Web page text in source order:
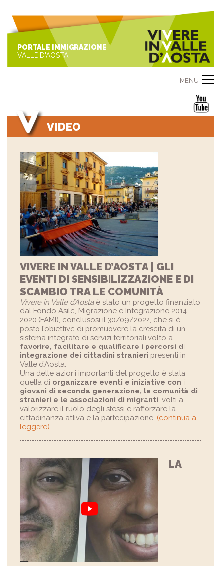
PORTALE IMMIGRAZIONE
VALLE D'AOSTA
MENU
VIDEO
VIVERE IN VALLE D’AOSTA | GLI
EVENTI DI SENSIBILIZZAZIONE E DI
SCAMBIO TRA LE COMUNITÀ
Vivere in Valle d’Aostaè stato un progetto finanziato
dal Fondo Asilo, Migrazione e Integrazione 2014-
2020 (FAMI), conclusosi il 30/09/2022, che si è
posto l’obiettivo di promuovere la crescita di un
sistema integrato di servizi territoriali volto a
favorire, facilitare e qualificare i percorsi di
integrazione dei cittadini stranieri presenti in
Valle d’Aosta.
Una delle azioni importanti del progetto è stata
quella di organizzare eventi e iniziative con i
giovani di seconda generazione, le comunità di
stranieri e le associazioni di migranti , volti a
valorizzare il ruolo degli stessi e rafforzare la
cittadinanza attiva e la partecipazione. (continua a
leggere)
LA